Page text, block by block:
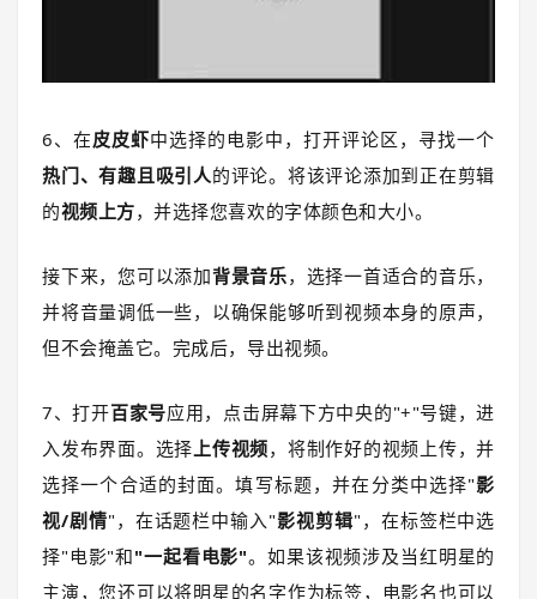
6、在皮皮虾中选择的电影中，打开评论区，寻找一个
热门、有趣且吸引人的评论。将该评论添加到正在剪辑
的视频上方，并选择您喜欢的字体颜色和大小。
接下来，您可以添加背景音乐，选择一首适合的音乐，
并将音量调低一些，以确保能够听到视频本身的原声，
但不会掩盖它。完成后，导出视频。
7、打开百家号应用，点击屏幕下方中央的"+"号键，进
入发布界面。选择 上传视频，将制作好的视频上传，并
选择一个合适的封面。填写标题，并在分类中选择"影
视/剧情"，在话题栏中输入"影视剪辑"，在标签栏中选
择"电影"和"一起看电影"。如果该视频涉及当红明星的
主演，您还可以将明星的名字作为标签，电影名也可以